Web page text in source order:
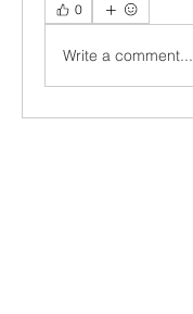
0
Write a comment...